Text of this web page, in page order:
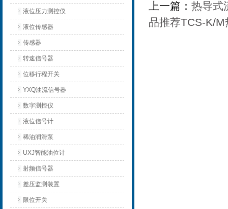
液位压力测控仪
液位传感器
传感器
转速信号器
位移行程开关
YXQ油流信号器
数字测控仪
液位信号计
稀油润滑泵
UXJ智能油位计
射频信号器
差压监测装置
限位开关
上一篇： 热导式
品推荐TCS-K/